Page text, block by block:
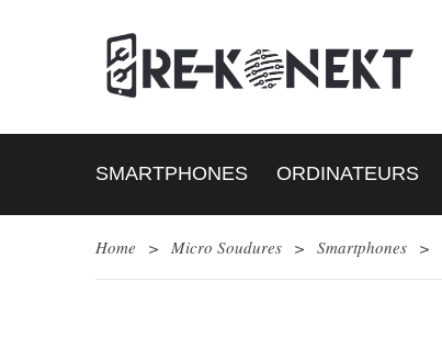
SMARTPHONES ORDINATEURS
Home > Micro Soudures > Smartphones >